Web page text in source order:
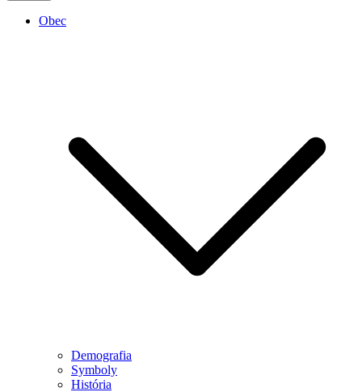
Obec
Demografia
Symboly
História